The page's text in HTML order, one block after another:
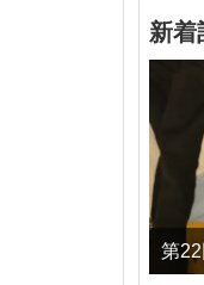
新着
第